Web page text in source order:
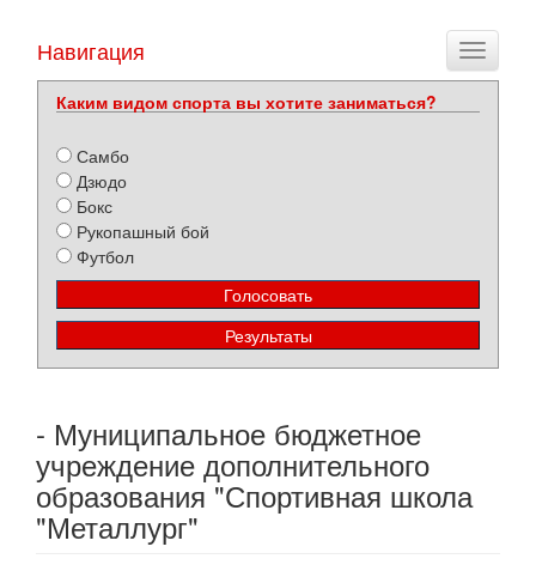
Toggle
Навигация
Каким видом спорта вы хотите заниматься?
Самбо
Дзюдо
Бокс
Рукопашный бой
Футбол
- Муниципальное бюджетное
учреждение дополнительного
образования "Спортивная школа
"Металлург"